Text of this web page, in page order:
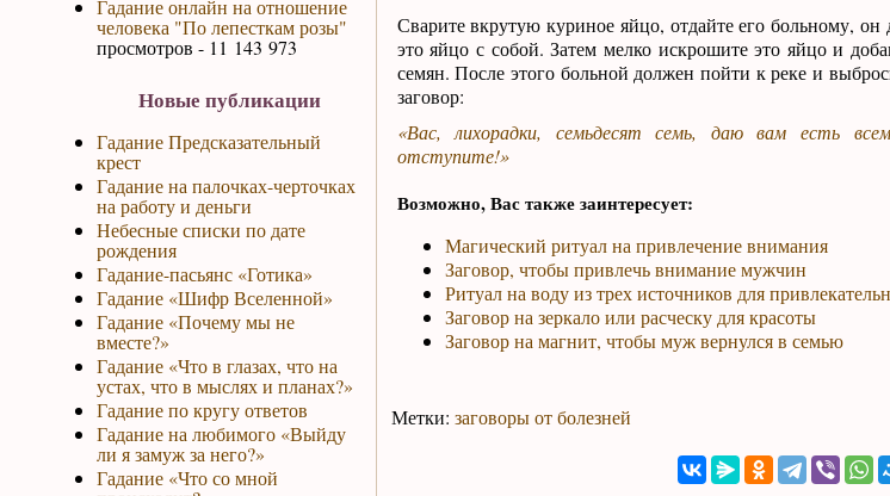
Гадание онлайн на отношение
человека "По лепесткам розы"
просмотров - 11 143 973
Новые публикации
Гадание Предсказательный
крест
Гадание на палочках-черточках
на работу и деньги
Небесные списки по дате
рождения
Гадание-пасьянс «Готика»
Гадание «Шифр Вселенной»
Гадание «Почему мы не
вместе?»
Гадание «Что в глазах, что на
устах, что в мыслях и планах?»
Гадание по кругу ответов
Гадание на любимого «Выйду
ли я замуж за него?»
Гадание «Что со мной
Сварите вкрутую куриное яйцо, отдайте его больному,
это яйцо с собой. Затем мелко искрошите это яйцо и
семян. После этого больной должен пойти к реке и
заговор:
«Вас, лихорадки, семьдесят семь, даю вам есть
отступите!»
Возможно, Вас также заинтересует:
Магический ритуал на привлечение внимания
Заговор, чтобы привлечь внимание мужчин
Ритуал на воду из трех источников для
Заговор на зеркало или расческу для красоты
Заговор на магнит, чтобы муж вернулся в семью
Метки: заговоры от болезней